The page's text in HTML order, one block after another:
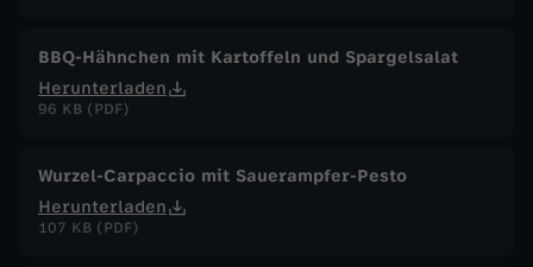
BBQ-Hähnchen mit Kartoffeln und Spargelsalat
Herunterladen
96 KB (PDF)
Wurzel-Carpaccio mit Sauerampfer-Pesto
Herunterladen
107 KB (PDF)